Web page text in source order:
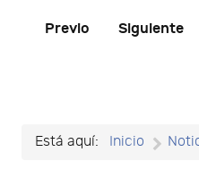
Previo Siguiente
Está aquí: Inicio